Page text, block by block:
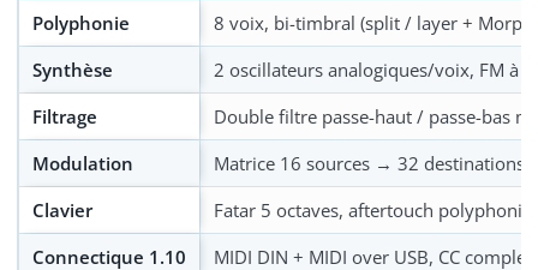
Polyphonie
8 voix, bi-timbral (split / layer + Morph)
Synthèse
2 oscillateurs analogiques/voix, FM à
Filtrage
Double filtre passe-haut / passe-bas
Modulation
Matrice 16 sources → 32 destinations,
Clavier
Fatar 5 octaves, aftertouch
Connectique 1.10
MIDI DIN + MIDI over USB, CC